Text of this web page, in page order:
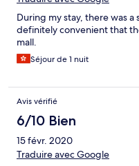
During my stay, there was
definitely convenient that
mall.
Séjour de 1 nuit
Avis vérifié
6/10 Bien
15 févr. 2020
Traduire avec Google